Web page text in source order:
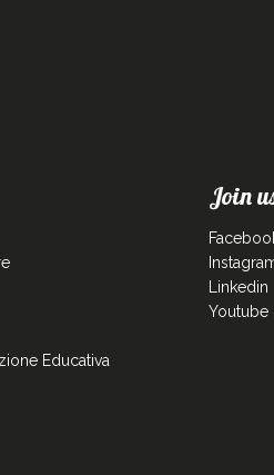
Educativa
Join
Linkedin
Youtube